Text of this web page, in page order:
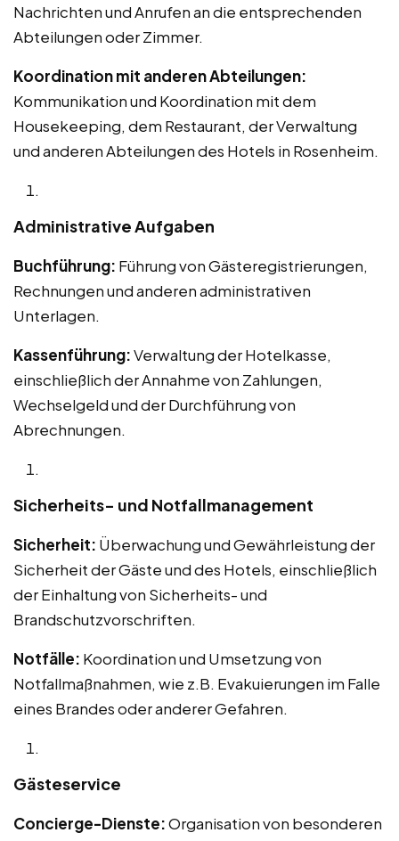
Nachrichten und Anrufen an die entsprechenden
Abteilungen oder Zimmer.
Koordination mit anderen Abteilungen:
Kommunikation und Koordination mit dem
Housekeeping, dem Restaurant, der Verwaltung
und anderen Abteilungen des Hotels in Rosenheim.
Administrative Aufgaben
Buchführung: Führung von Gästeregistrierungen,
Rechnungen und anderen administrativen
Unterlagen.
Kassenführung:Verwaltung der Hotelkasse,
einschließlich der Annahme von Zahlungen,
Wechselgeld und der Durchführung von
Abrechnungen.
Sicherheits- und Notfallmanagement
Sicherheit: Überwachung und Gewährleistung der
Sicherheit der Gäste und des Hotels, einschließlich
der Einhaltung von Sicherheits- und
Brandschutzvorschriften.
Notfälle: Koordination und Umsetzung von
Notfallmaßnahmen, wie z.B. Evakuierungen im Falle
eines Brandes oder anderer Gefahren.
Gästeservice
Concierge-Dienste:Organisation von besonderen